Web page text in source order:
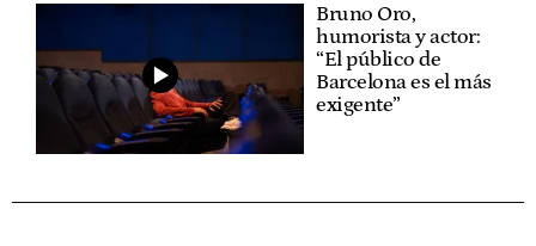
Bruno Oro,
humorista y actor:
“El público de
Barcelona es el más
exigente”